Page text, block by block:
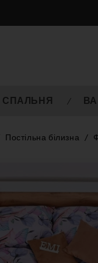
СПАЛЬНЯ
Постільна білизна